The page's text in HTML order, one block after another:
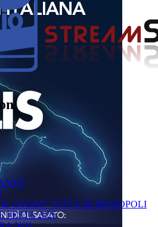
GOZZO" CITTÀ DI MONOPOLI
FESTA 2025